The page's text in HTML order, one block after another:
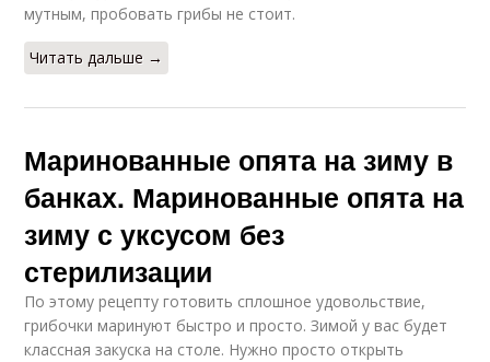
мутным, пробовать грибы не стоит.
Читать дальше →
Маринованные опята на зиму в
банках. Маринованные опята на
зиму с уксусом без
стерилизации
По этому рецепту готовить сплошное удовольствие,
грибочки маринуют быстро и просто. Зимой у вас будет
классная закуска на столе. Нужно просто открыть